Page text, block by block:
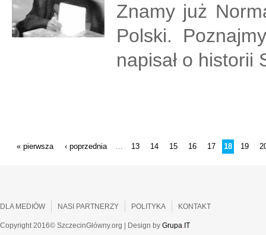
Znamy już
Polski.
napisał o historii
« pierwsza ‹ poprzednia … 13 14 15 16 17 18 19
DLA MEDIÓW NASI PARTNERZY POLITYKA KONTAKT
Copyright 2016© SzczecinGłówny.org | Design by Grupa. IT